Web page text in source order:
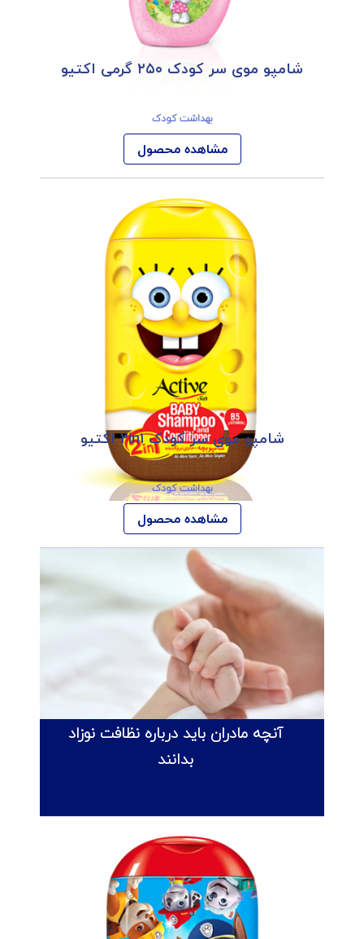
شامپو موی سر کودک ۲۵۰ گرمی اکتیو
بهداشت کودک
مشاهده محصول
شامپو موی سر کودک ۲in۱ اکتیو
بهداشت کودک
مشاهده محصول
آنچه مادران باید درباره نظافت نوزاد
بدانند